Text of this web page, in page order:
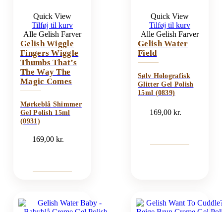
Quick View
Tilføj til kurv
Alle Gelish Farver
Gelish Wiggle
Fingers Wiggle
Thumbs That’s
The Way The
Magic Comes
Mørkeblå Shimmer
Gel Polish 15ml
(0931)
169,00kr.
Quick View
Tilføj til kurv
Alle Gelish Farver
Gelish Water
Field
Sølv Holografisk
Glitter Gel Polish
15ml (0839)
169,00kr.